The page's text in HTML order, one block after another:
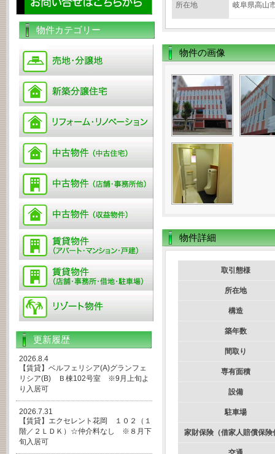
所在地 岐阜県高山
物件の画像
物件詳細
取引態様
所在地
構造
築年数
間取り
専有面積
設備
駐車場
家財保険（借家人賠償保険
物件カテゴリー
更新履歴
2026.8.4
【賃貸】ベルフェリシア(A)グランフェ
リシア(B) Ｂ棟102号室 ※9月上旬よ
り入居可
2026.7.31
【賃貸】エクセレント花岡 １０２（１
階／２ＬＤＫ）☆仲介料なし ※８月下
旬入居可